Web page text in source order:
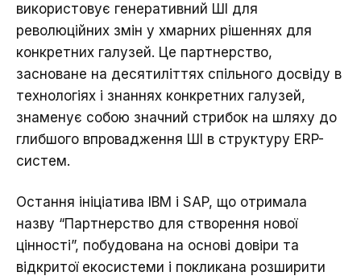
використовує генеративний ШІ для
революційних змін у хмарних рішеннях для
конкретних галузей. Це партнерство,
засноване на десятиліттях спільного досвіду в
технологіях і знаннях конкретних галузей,
знаменує собою значний стрибок на шляху до
глибшого впровадження ШІ в структуру ERP-
систем.
Остання ініціатива IBM і SAP, що отримала
назву “Партнерство для створення нової
цінності”, побудована на основі довіри та
відкритої екосистеми і покликана розширити